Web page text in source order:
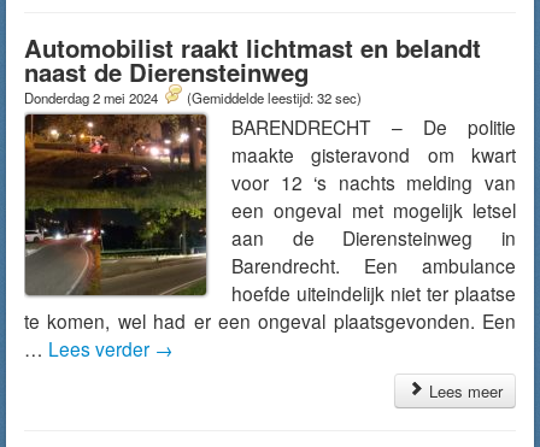
Automobilist raakt lichtmast en belandt
naast de Dierensteinweg
Donderdag 2 mei 2024 (Gemiddelde leestijd: 32 sec)
BARENDRECHT – De politie
maakte gisteravond om kwart
voor 12 ‘s nachts melding van
een ongeval met mogelijk letsel
aan de Dierensteinweg in
Barendrecht. Een ambulance
hoefde uiteindelijk niet ter plaatse
te komen, wel had er een ongeval plaatsgevonden. Een
… Lees verder →
Lees meer